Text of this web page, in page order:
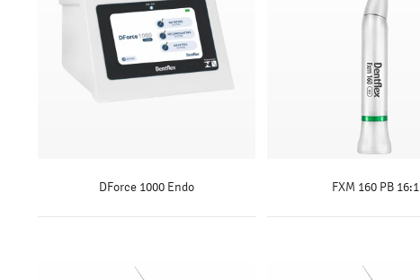
DForce 1000 Endo FXM 160 PB 16:1